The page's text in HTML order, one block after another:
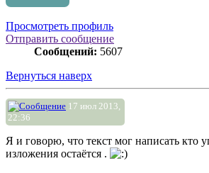
Просмотреть профиль
Отправить сообщение
Сообщений: 5607
Вернуться наверх
17 июл 2013,
22:36
Я и говорю, что текст мог написать
изложения остаётся .